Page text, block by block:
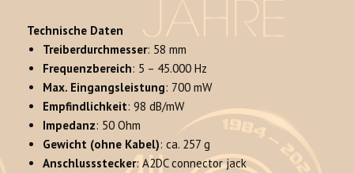
Technische Daten
Treiberdurchmesser: 58 mm
Frequenzbereich: 5 – 45.000 Hz
Max. Eingangsleistung: 700 mW
Empfindlichkeit: 98 dB/mW
Impedanz: 50 Ohm
Gewicht (ohne Kabel): ca. 257 g
Anschlussstecker: A2DC connector jack